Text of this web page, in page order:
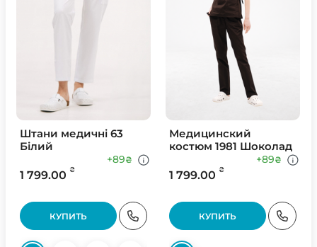
Штани медичні 63
Білий
1 799.00 ₴
+89₴
КУПИТЬ
Медицинский
костюм 1981 Шоколад
1 799.00 ₴
+89₴
КУПИТЬ